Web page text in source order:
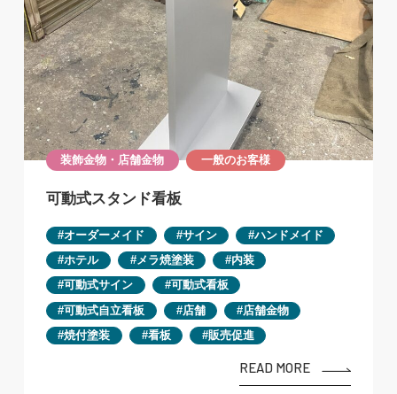
装飾金物・店舗金物 一般のお客様
可動式スタンド看板
オーダーメイド サイン
ハンドメイド
ホテル
メラ焼塗装
内装
可動式サイン
可動式看板
可動式自立看板
店舗
店舗金物
焼付塗装
看板 販売促進
READ MORE